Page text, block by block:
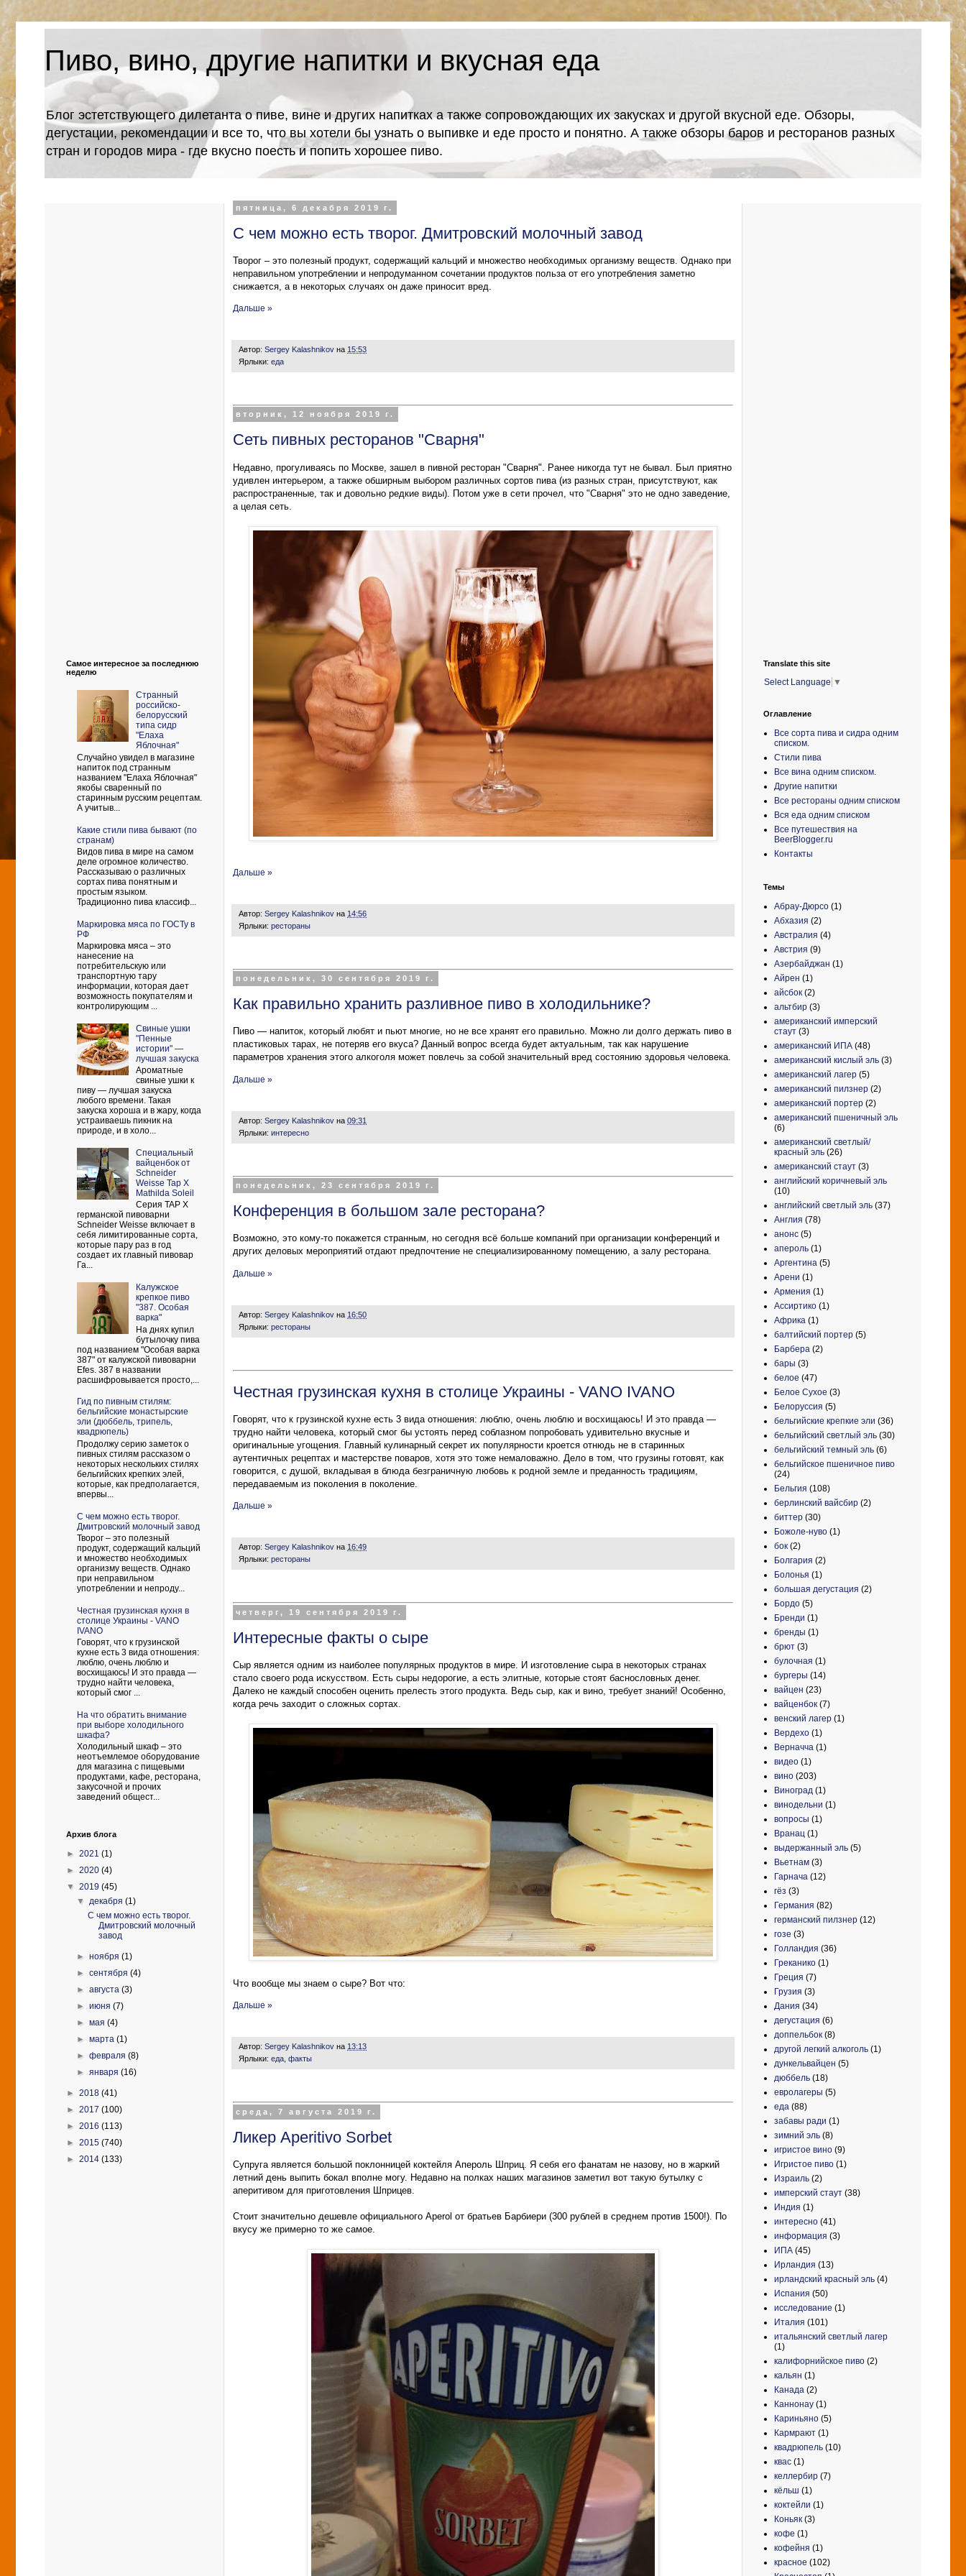
Пиво, вино, другие напитки и вкусная еда
Блог эстетствующего дилетанта о пиве, вине и других напитках а также сопровождающих их закусках и другой вкусной еде. Обзоры,
дегустации, рекомендации и все то, что вы хотели бы узнать о выпивке и еде просто и понятно. А также обзоры баров и ресторанов разных
стран и городов мира - где вкусно поесть и попить хорошее пиво.
пятница, 6 декабря 2019 г.
С чем можно есть творог. Дмитровский молочный завод
Творог – это полезный продукт, содержащий кальций и множество необходимых организму веществ. Однако при
неправильном употреблении и непродуманном сочетании продуктов польза от его употребления заметно
снижается, а в некоторых случаях он даже приносит вред.
Дальше »
Автор: Sergey Kalashnikov на 15:53
Ярлыки: еда
вторник, 12 ноября 2019 г.
Сеть пивных ресторанов "Сварня"
Недавно, прогуливаясь по Москве, зашел в пивной ресторан "Сварня". Ранее никогда тут не бывал. Был приятно
удивлен интерьером, а также обширным выбором различных сортов пива (из разных стран, присутствуют, как
распространенные, так и довольно редкие виды). Потом уже в сети прочел, что "Сварня" это не одно заведение,
а целая сеть.
Дальше »
Автор: Sergey Kalashnikov на 14:56
Ярлыки: рестораны
понедельник, 30 сентября 2019 г.
Как правильно хранить разливное пиво в холодильнике?
Пиво — напиток, который любят и пьют многие, но не все хранят его правильно. Можно ли долго держать пиво в
пластиковых тарах, не потеряв его вкуса? Данный вопрос всегда будет актуальным, так как нарушение
параметров хранения этого алкоголя может повлечь за собой значительный вред состоянию здоровья человека.
Дальше »
Автор: Sergey Kalashnikov на 09:31
Ярлыки: интересно
понедельник, 23 сентября 2019 г.
Конференция в большом зале ресторана?
Возможно, это кому-то покажется странным, но сегодня всё больше компаний при организации конференций и
других деловых мероприятий отдают предпочтение не специализированному помещению, а залу ресторана.
Дальше »
Автор: Sergey Kalashnikov на 16:50
Ярлыки: рестораны
Честная грузинская кухня в столице Украины - VANO IVANO
Говорят, что к грузинской кухне есть 3 вида отношения: люблю, очень люблю и восхищаюсь! И это правда —
трудно найти человека, который смог бы устоять перед соблазном попробовать удивительно вкусные и
оригинальные угощения. Главный кулинарный секрет их популярности кроется отнюдь не в старинных
аутентичных рецептах и мастерстве поваров, хотя это тоже немаловажно. Дело в том, что грузины готовят, как
говорится, с душой, вкладывая в блюда безграничную любовь к родной земле и преданность традициям,
передаваемым из поколения в поколение.
Дальше »
Автор: Sergey Kalashnikov на 16:49
Ярлыки: рестораны
четверг, 19 сентября 2019 г.
Интересные факты о сыре
Сыр является одним из наиболее популярных продуктов в мире. И изготовление сыра в некоторых странах
стало своего рода искусством. Есть сыры недорогие, а есть элитные, которые стоят баснословных денег.
Далеко не каждый способен оценить прелесть этого продукта. Ведь сыр, как и вино, требует знаний! Особенно,
когда речь заходит о сложных сортах.
Что вообще мы знаем о сыре? Вот что:
Дальше »
Автор: Sergey Kalashnikov на 13:13
Ярлыки: еда факты
среда, 7 августа 2019 г.
Ликер Aperitivo Sorbet
Супруга является большой поклонницей коктейля Апероль Шприц. Я себя его фанатам не назову, но в жаркий
летний день выпить бокал вполне могу. Недавно на полках наших магазинов заметил вот такую бутылку с
аперитивом для приготовления Шприцев.
Стоит значительно дешевле официального Aperol от братьев Барбиери (300 рублей в среднем против 1500!). По
вкусу же примерно то же самое.
Самое интересное за последнюю
неделю
Странный
российско-
белорусский
типа сидр
"Елаха
Яблочная"
Случайно увидел в магазине
напиток под странным
названием "Елаха Яблочная"
якобы сваренный по
старинным русским рецептам.
А учитыв...
Какие стили пива бывают (по
странам)
Видов пива в мире на самом
деле огромное количество.
Рассказываю о различных
сортах пива понятным и
простым языком.
Традиционно пива классиф...
Маркировка мяса по ГОСТу в
РФ
Маркировка мяса – это
нанесение на
потребительскую или
транспортную тару
информации, которая дает
возможность покупателям и
контролирующим ...
Свиные ушки
"Пенные
истории" —
лучшая закуска
Ароматные
свиные ушки к
пиву — лучшая закуска
любого времени. Такая
закуска хороша и в жару, когда
устраиваешь пикник на
природе, и в холо...
Cпециальный
вайценбок от
Schneider
Weisse Tap X
Mathilda Soleil
Серия TAP X
германской пивоварни
Schneider Weisse включает в
себя лимитированные сорта,
которые пару раз в год
создает их главный пивовар
Га...
Калужское
крепкое пиво
"387. Особая
варка"
На днях купил
бутылочку пива
под названием "Особая варка
387" от калужской пивоварни
Efes. 387 в названии
расшифровывается просто,...
Гид по пивным стилям:
бельгийские монастырские
эли (дюббель, трипель,
квадрюпель)
Продолжу серию заметок о
пивных стилям рассказом о
некоторых нескольких стилях
бельгийских крепких элей,
которые, как предполагается,
впервы...
С чем можно есть творог.
Дмитровский молочный завод
Творог – это полезный
продукт, содержащий кальций
и множество необходимых
организму веществ. Однако
при неправильном
употреблении и непроду...
Честная грузинская кухня в
столице Украины - VANO
IVANO
Говорят, что к грузинской
кухне есть 3 вида отношения:
люблю, очень люблю и
восхищаюсь! И это правда —
трудно найти человека,
который смог ...
На что обратить внимание
при выборе холодильного
шкафа?
Холодильный шкаф – это
неотъемлемое оборудование
для магазина с пищевыми
продуктами, кафе, ресторана,
закусочной и прочих
заведений общест...
Архив блога
► 2021 (1)
► 2020 (4)
▼ 2019 (45)
▼ декабря(1)
С чем можно есть творог.
Дмитровский молочный
завод
►ноября(1)
►сентября(4)
►августа(3)
►июня(7)
►мая(4)
►марта(1)
►февраля(8)
►января(16)
► 2018 (41)
► 2017 (100)
► 2016 (113)
► 2015 (740)
► 2014 (133)
Translate this site
Select Language ▼
Оглавление
Все сорта пива и сидра одним
списком.
Стили пива
Все вина одним списком.
Другие напитки
Все рестораны одним списком
Вся еда одним списком
Все путешествия на
BeerBlogger.ru
Контакты
Темы
Абрау-Дюрсо (1)
Абхазия (2)
Австралия (4)
Австрия (9)
Азербайджан (1)
Айрен (1)
айсбок (2)
альтбир (3)
американский имперский
стаут (3)
американский ИПА (48)
американский кислый эль (3)
американский лагер (5)
американский пилзнер (2)
американский портер (2)
американский пшеничный эль
(6)
американский светлый/
красный эль (26)
американский стаут (3)
английский коричневый эль
(10)
английский светлый эль (37)
Англия (78)
анонс (5)
апероль (1)
Аргентина (5)
Арени (1)
Армения (1)
Ассиртико (1)
Африка (1)
балтийский портер (5)
Барбера (2)
бары (3)
белое (47)
Белое Сухое (3)
Белоруссия (5)
бельгийские крепкие эли (36)
бельгийский светлый эль (30)
бельгийский темный эль (6)
бельгийское пшеничное пиво
(24)
Бельгия (108)
берлинский вайсбир (2)
биттер (30)
Божоле-нуво (1)
бок (2)
Болгария (2)
Болонья (1)
большая дегустация (2)
Бордо (5)
Бренди (1)
бренды (1)
брют (3)
булочная (1)
бургеры (14)
вайцен (23)
вайценбок (7)
венский лагер (1)
Вердехо (1)
Верначча (1)
видео (1)
вино (203)
Виноград (1)
винодельни (1)
вопросы (1)
Вранац (1)
выдержанный эль (5)
Вьетнам (3)
Гарнача (12)
гёз (3)
Германия (82)
германский пилзнер (12)
гозе (3)
Голландия (36)
Греканико (1)
Греция (7)
Грузия (3)
Дания (34)
дегустация (6)
доппельбок (8)
другой легкий алкоголь (1)
дункельвайцен (5)
дюббель (18)
евролагеры (5)
еда (88)
забавы ради (1)
зимний эль (8)
игристое вино (9)
Игристое пиво (1)
Израиль (2)
имперский стаут (38)
Индия (1)
интересно (41)
информация (3)
ИПА (45)
Ирландия (13)
ирландский красный эль (4)
Испания (50)
исследование (1)
Италия (101)
итальянский светлый лагер
(1)
калифорнийское пиво (2)
кальян (1)
Канада (2)
Каннонау (1)
Кариньяно (5)
Кармрают (1)
квадрюпель (10)
квас (1)
келлербир (7)
кёльш (1)
коктейли (1)
Коньяк (3)
кофе (1)
кофейня (1)
красное (102)